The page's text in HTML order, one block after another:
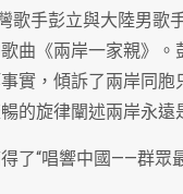
歌手彭立與大陸男
曲《兩岸一家親》
實，傾訴了兩岸同
的旋律闡述兩岸永遠
了“唱響中國——群眾